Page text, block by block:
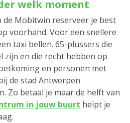
welk moment
de Mobitwin reserveer je best
voorhand. Voor een snellere
taxi bellen. 65-plussers die
zijn en die recht hebben op
en personen met
de stad Antwerpen
Zo betaal je maar de helft van
in jouw buurt helpt je